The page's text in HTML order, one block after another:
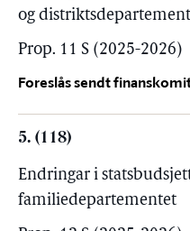
og
Prop. 11 S (2025-2026)
Foreslås sendt
5. (118)
Endringar i
familiedepartementet